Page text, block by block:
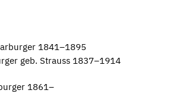
1841–1895
geb. Strauss 1837–1914
1861–